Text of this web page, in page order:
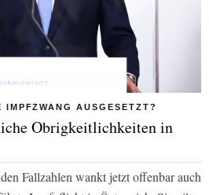
AUSGESETZT?
Obrigkeitlichkeiten in
Fallzahlen wankt jetzt offenbar auch